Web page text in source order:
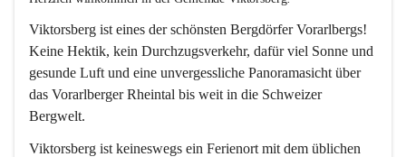
Viktorsberg ist eines der schönsten Bergdörfer Vorarlbergs!
Keine Hektik, kein Durchzugsverkehr, dafür viel Sonne und
gesunde Luft und eine unvergessliche Panoramasicht über
das Vorarlberger Rheintal bis weit in die Schweizer
Bergwelt.
Viktorsberg ist keineswegs ein Ferienort mit dem üblichen